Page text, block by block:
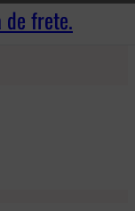
de frete.